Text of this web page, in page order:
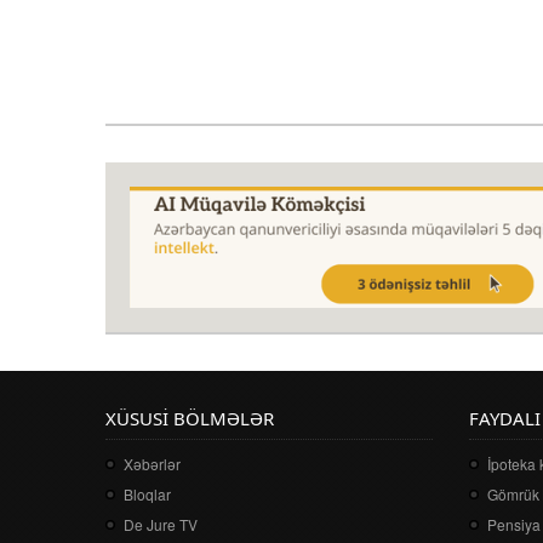
XÜSUSI BÖLMƏLƏR
Xəbərlər
Bloqlar
De Jure TV
FAYDALI
İpoteka